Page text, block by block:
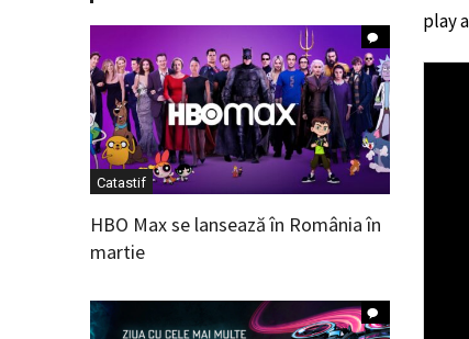
play
Catastif
HBO Max se lansează în România în
martie